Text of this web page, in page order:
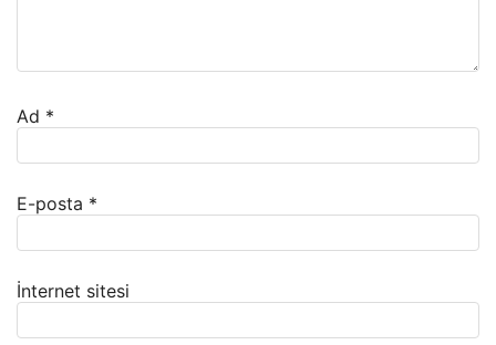
Ad *
E-posta *
İnternet sitesi